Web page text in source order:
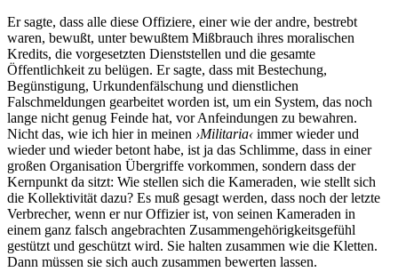
Er sagte, dass alle diese Offiziere, einer wie der andre, bestrebt
waren, bewußt, unter bewußtem Mißbrauch ihres moralischen
Kredits, die vorgesetzten Dienststellen und die gesamte
Öffentlichkeit zu belügen. Er sagte, dass mit Bestechung,
Begünstigung, Urkundenfälschung und dienstlichen
Falschmeldungen gearbeitet worden ist, um ein System, das noch
lange nicht genug Feinde hat, vor Anfeindungen zu bewahren.
Nicht das, wie ich hier in meinen ›Militaria‹ immer wieder und
wieder und wieder betont habe, ist ja das Schlimme, dass in einer
großen Organisation Übergriffe vorkommen, sondern dass der
Kernpunkt da sitzt: Wie stellen sich die Kameraden, wie stellt sich
die Kollektivität dazu? Es muß gesagt werden, dass noch der letzte
Verbrecher, wenn er nur Offizier ist, von seinen Kameraden in
einem ganz falsch angebrachten Zusammengehörigkeitsgefühl
gestützt und geschützt wird. Sie halten zusammen wie die Kletten.
Dann müssen sie sich auch zusammen bewerten lassen.